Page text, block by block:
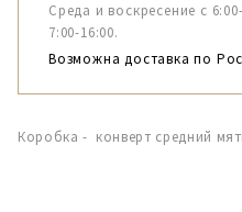
Среда и воскресение с
7:00-16:00.
Возможна доставка по
Коробка - конверт средний